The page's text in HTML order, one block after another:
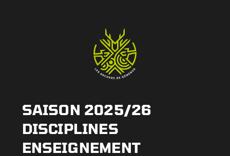
SAISON 2025/26
DISCIPLINES
ENSEIGNEMENT